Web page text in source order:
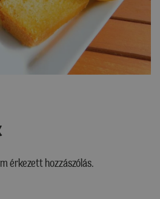
érkezett hozzászólás.